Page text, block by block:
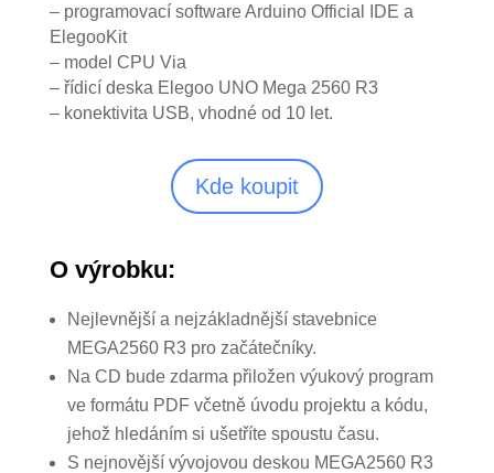
– programovací software Arduino Official IDE a
ElegooKit
– model CPU Via
– řídicí deska Elegoo UNO Mega 2560 R3
– konektivita USB, vhodné od 10 let.
Kde koupit
O výrobku:
Nejlevnější a nejzákladnější stavebnice
MEGA2560 R3 pro začátečníky.
Na CD bude zdarma přiložen výukový program
ve formátu PDF včetně úvodu projektu a kódu,
jehož hledáním si ušetříte spoustu času.
S nejnovější vývojovou deskou MEGA2560 R3